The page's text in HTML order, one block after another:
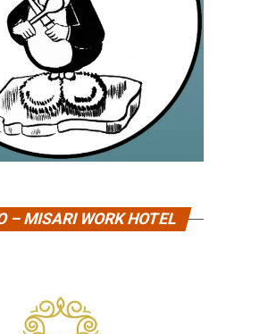
– MISARI WORK HOTEL